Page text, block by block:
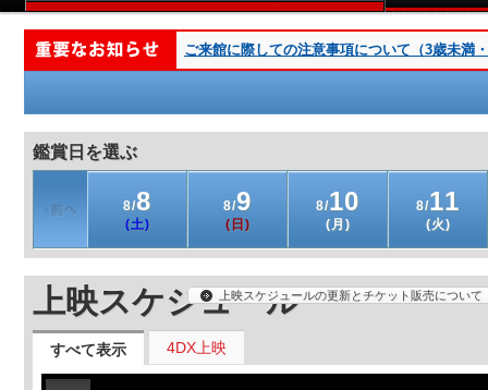
ご来館に際しての注意事項について（3歳未満
鑑賞日を選ぶ
8/8
(土)
8/9
(日)
8/10
(月)
8/11
(火)
上映スケジュール
すべて表示 4DX上映
上映スケジュールの更新とチケット販売について